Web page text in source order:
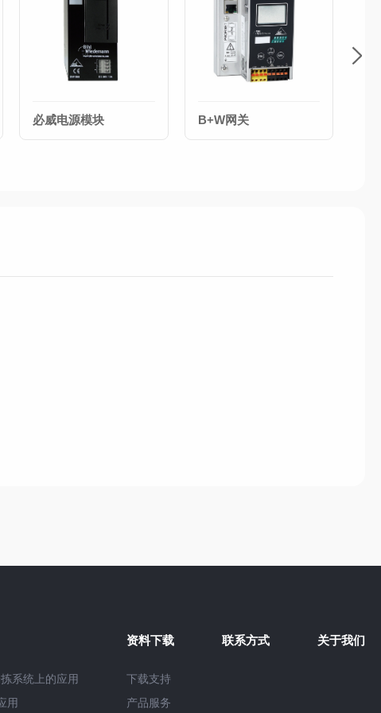
必威电源模块 B+W网关
系统上的应用
用
资料下载
下载支持
产品服务
联系方式 关于我们